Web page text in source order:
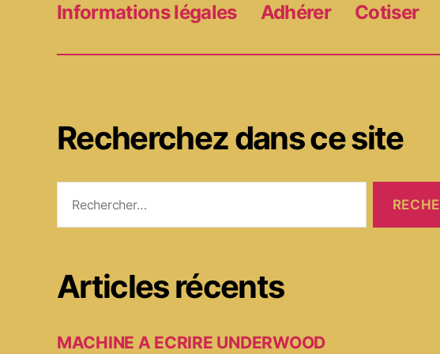
Informations légales Adhérer Cotiser
Recherchez dans ce site
Articles récents
MACHINE A ECRIRE UNDERWOOD